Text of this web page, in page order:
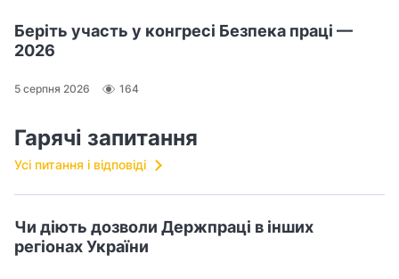
Беріть участь у конгресі Безпека праці —
2026
5 серпня 2026 164
Гарячі запитання
Усі питання і відповіді
Чи діють дозволи Держпраці в інших
регіонах України